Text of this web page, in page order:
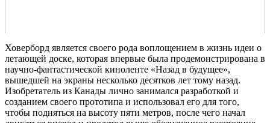
Ховерборд является своего рода воплощением в жизнь идеи о
летающей доске, которая впервые была продемонстрирована в
научно-фантастической киноленте «Назад в будущее»,
вышедшей на экраны несколько десятков лет тому назад.
Изобретатель из Канады лично занимался разработкой и
созданием своего прототипа и использовал его для того,
чтобы подняться на высоту пяти метров, после чего начал